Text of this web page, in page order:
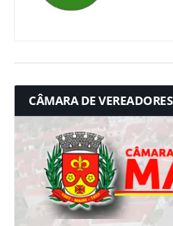
CÂMARA DE VEREADORES